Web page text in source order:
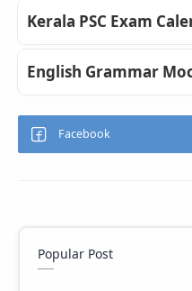
Kerala PSC Exam
English Grammar
Popular Post